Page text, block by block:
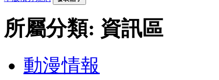
所屬分類: 資訊區
動漫情報